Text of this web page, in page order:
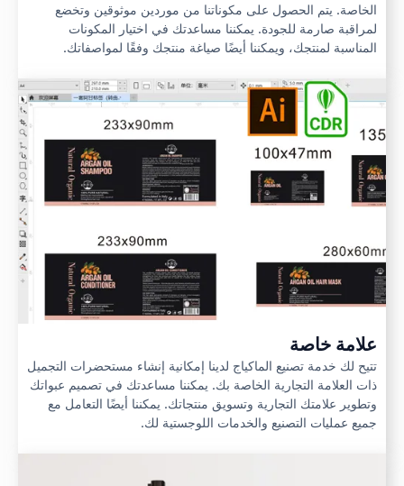
الخاصة. يتم الحصول على مكوناتنا من موردين موثوقين وتخضع
لمراقبة صارمة للجودة. يمكننا مساعدتك في اختيار المكونات
المناسبة لمنتجك، ويمكننا أيضًا صياغة منتجك وفقًا لمواصفاتك.
علامة خاصة
تتيح لك خدمة تصنيع الماكياج لدينا إمكانية إنشاء مستحضرات التجميل
ذات العلامة التجارية الخاصة بك. يمكننا مساعدتك في تصميم عبواتك
وتطوير علامتك التجارية وتسويق منتجاتك. يمكننا أيضًا التعامل مع
جميع عمليات التصنيع والخدمات اللوجستية لك.